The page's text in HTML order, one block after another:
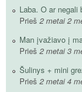
Laba. O ar negali
Prieš 2 metai 2
Man įvažiavo į
Prieš 2 metai 3
Šulinys + mini
Prieš 2 metai 4